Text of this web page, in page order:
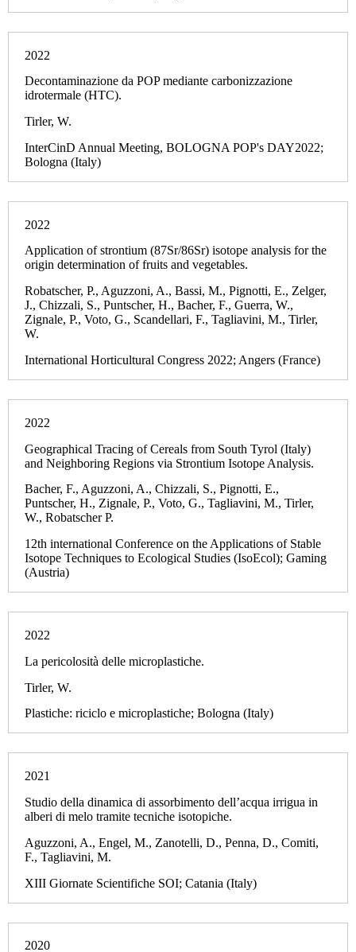
2022
Decontaminazione da POP mediante carbonizzazione
idrotermale (HTC).
Tirler, W.
InterCinD Annual Meeting, BOLOGNA POP's DAY2022;
Bologna (Italy)
2022
Application of strontium (87Sr/86Sr) isotope analysis for the
origin determination of fruits and vegetables.
Robatscher, P., Aguzzoni, A., Bassi, M., Pignotti, E., Zelger,
J., Chizzali, S., Puntscher, H., Bacher, F., Guerra, W.,
Zignale, P., Voto, G., Scandellari, F., Tagliavini, M., Tirler,
W.
International Horticultural Congress 2022; Angers (France)
2022
Geographical Tracing of Cereals from South Tyrol (Italy)
and Neighboring Regions via Strontium Isotope Analysis.
Bacher, F., Aguzzoni, A., Chizzali, S., Pignotti, E.,
Puntscher, H., Zignale, P., Voto, G., Tagliavini, M., Tirler,
W., Robatscher P.
12th international Conference on the Applications of Stable
Isotope Techniques to Ecological Studies (IsoEcol); Gaming
(Austria)
2022
La pericolosità delle microplastiche.
Tirler, W.
Plastiche: riciclo e microplastiche; Bologna (Italy)
2021
Studio della dinamica di assorbimento dell’acqua irrigua in
alberi di melo tramite tecniche isotopiche.
Aguzzoni, A., Engel, M., Zanotelli, D., Penna, D., Comiti,
F., Tagliavini, M.
XIII Giornate Scientifiche SOI; Catania (Italy)
2020